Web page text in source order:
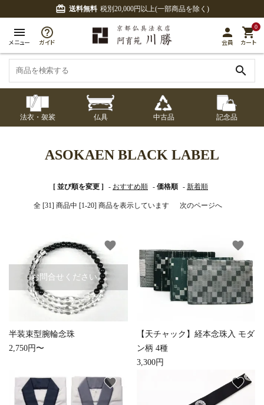
card_giftcard 送料無料 税別20,000円以上(一部商品を除く)
menu
メニュー ガイド
person
会員
0
shopping_cart
カート
search
七条袈裟
修多羅
五条袈裟
黒衣・直綴
法衣・袈裟
七条袈裟 修多羅
五条袈裟 色衣・裳附
白衣・色服 襦袢・裾除け
白帯・足袋 草履・はきもの
式章・略肩衣
法衣かばん・中啓半
装束入
記念品
章入
ふくさ・風呂敷
中啓・扇子 収納
仏具
御本尊・御掛軸 宮殿・厨子・須弥壇
卓類・常香盤・礼盤 天蓋・瓔珞・吊金具
土香炉・香炉台・香
盒
仏器・供笥・供物
きん・きん台・鳴物 ご法要用品・箱類
具
戸帳・華鬘
幕・旗
山号額・寄進額・定
中古品
中古品 アウトレット
ASOKAEN BLACK LABEL
[ 並び順を変更 ] - おすすめ順 - 価格順 - 新着順
全 [31] 商品中 [1-20] 商品を表示しています 次のページへ
お問合せください。
半装束型腕輪念珠
2,750円〜
favorite
【天チャック】経本念珠入 モダ
ン柄 4種
3,300円
favorite
favorite favorite